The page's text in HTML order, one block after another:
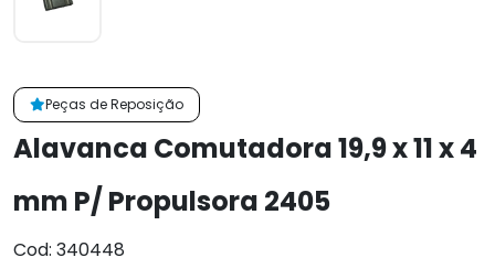
Peças de Reposição
Alavanca Comutadora 19,9 x 11 x 4
mm P/ Propulsora 2405
Cod: 340448